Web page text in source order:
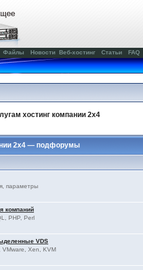
Файлы Новости Веб-хостинг Статьи FAQ
хостинг компании 2x4
2x4 — подфорумы
параметры
компаний
PHP, Perl
VDS
VMware, Xen, KVM